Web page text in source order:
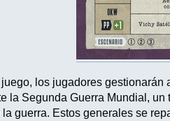
los jugadores
la Segunda Guerra Mundial,
guerra. Estos generales se